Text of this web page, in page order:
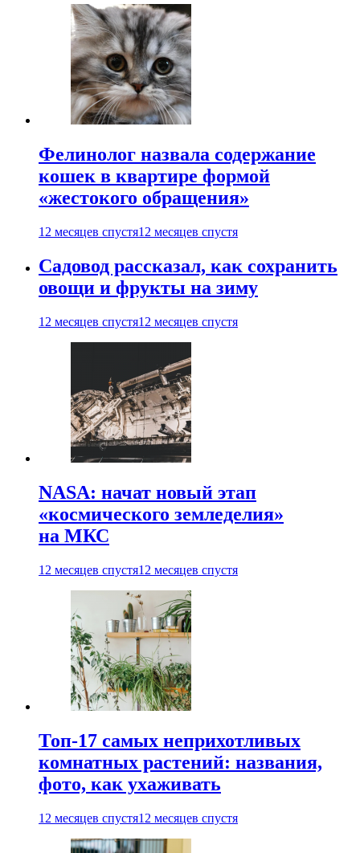
Фелинолог назвала содержание
кошек в квартире формой
«жестокого обращения»
12 месяцев спустя12 месяцев спустя
Садовод рассказал, как сохранить
овощи и фрукты на зиму
12 месяцев спустя12 месяцев спустя
NASA: начат новый этап
«космического земледелия»
на МКС
12 месяцев спустя12 месяцев спустя
Топ-17 самых неприхотливых
комнатных растений: названия,
фото, как ухаживать
12 месяцев спустя12 месяцев спустя